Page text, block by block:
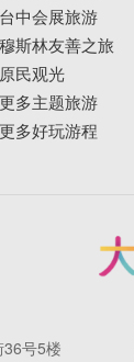
台中会展旅游
穆斯林友善之旅
原民观光
更多主题旅游
更多好玩游程
号5楼